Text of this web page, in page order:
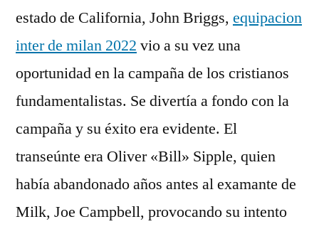
estado de California, John Briggs, equipacion
inter de milan 2022 vio a su vez una
oportunidad en la campaña de los cristianos
fundamentalistas. Se divertía a fondo con la
campaña y su éxito era evidente. El
transeúnte era Oliver «Bill» Sipple, quien
había abandonado años antes al examante de
Milk, Joe Campbell, provocando su intento